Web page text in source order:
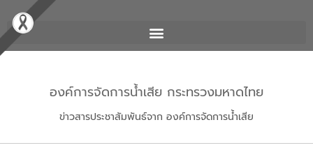
องค์การจัดการน้ำเสีย กระทรวงมหาดไทย
ข่าวสารประชาสัมพันธ์จาก องค์การจัดการน้ำเสีย